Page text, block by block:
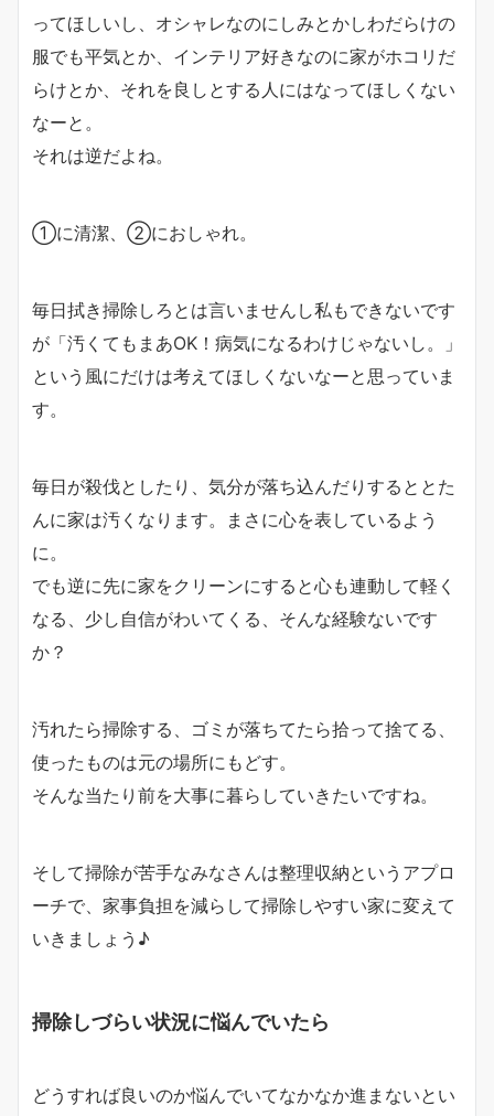
ってほしいし、オシャレなのにしみとかしわだらけの
服でも平気とか、インテリア好きなのに家がホコリだ
らけとか、それを良しとする人にはなってほしくない
なーと。
それは逆だよね。
①に清潔、②におしゃれ。
毎日拭き掃除しろとは言いませんし私もできないです
が「汚くてもまあOK！病気になるわけじゃないし。」
という風にだけは考えてほしくないなーと思っていま
す。
毎日が殺伐としたり、気分が落ち込んだりするととた
んに家は汚くなります。まさに心を表しているよう
に。
でも逆に先に家をクリーンにすると心も連動して軽く
なる、少し自信がわいてくる、そんな経験ないです
か？
汚れたら掃除する、ゴミが落ちてたら拾って捨てる、
使ったものは元の場所にもどす。
そんな当たり前を大事に暮らしていきたいですね。
そして掃除が苦手なみなさんは整理収納というアプロ
ーチで、家事負担を減らして掃除しやすい家に変えて
いきましょう♪
掃除しづらい状況に悩んでいたら
どうすれば良いのか悩んでいてなかなか進まないとい